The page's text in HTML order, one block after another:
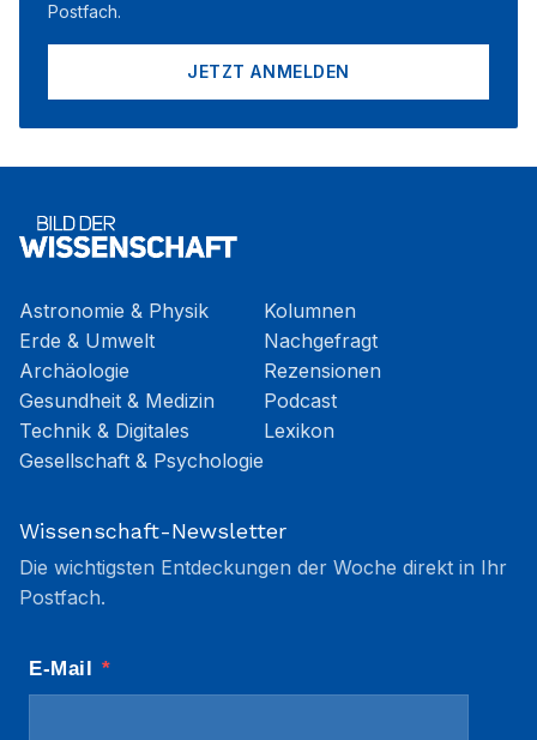
Postfach.
JETZT ANMELDEN
Astronomie & Physik
Erde & Umwelt
Archäologie
Gesundheit & Medizin
Technik & Digitales
Gesellschaft & Psychologie
Kolumnen
Nachgefragt
Rezensionen
Podcast
Lexikon
Wissenschaft-Newsletter
Die wichtigsten Entdeckungen der Woche direkt in Ihr
Postfach.